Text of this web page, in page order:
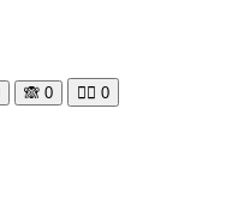
🙈 0 🧘‍♀️ 0